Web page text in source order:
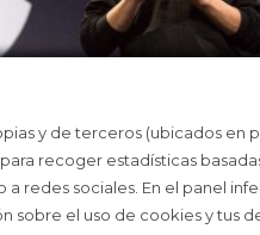
y de terceros (ubicados
recoger estadísticas
a redes sociales. En el panel
sobre el uso de cookies y tus
APPLE CUMPLE 50